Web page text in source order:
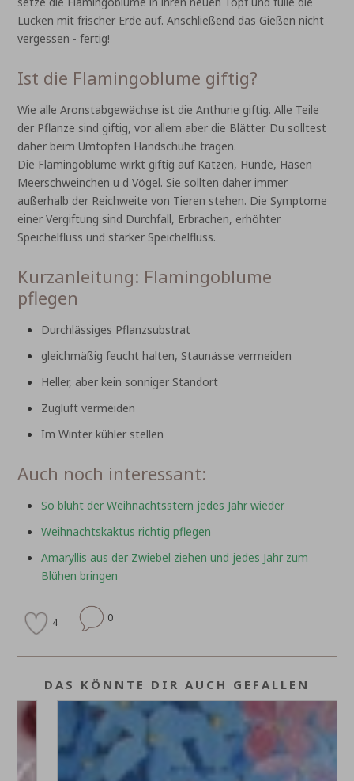
Lücken mit frischer Erde auf. Anschließend das Gießen nicht
vergessen - fertig!
Ist die Flamingoblume giftig?
Wie alle Aronstabgewächse ist die Anthurie giftig. Alle Teile
der Pflanze sind giftig, vor allem aber die Blätter. Du solltest
daher beim Umtopfen Handschuhe tragen.
Die Flamingoblume wirkt giftig auf Katzen, Hunde, Hasen
Meerschweinchen u d Vögel. Sie sollten daher immer
außerhalb der Reichweite von Tieren stehen. Die Symptome
einer Vergiftung sind Durchfall, Erbrachen, erhöhter
Speichelfluss und starker Speichelfluss.
Kurzanleitung: Flamingoblume
pflegen
Durchlässiges Pflanzsubstrat
gleichmäßig feucht halten, Staunässe vermeiden
Heller, aber kein sonniger Standort
Zugluft vermeiden
Im Winter kühler stellen
Auch noch interessant:
So blüht der Weihnachtsstern jedes Jahr wieder
Weihnachtskaktus richtig pflegen
Amaryllis aus der Zwiebel ziehen und jedes Jahr zum
Blühen bringen
4 0
DAS KÖNNTE DIR AUCH GEFALLEN